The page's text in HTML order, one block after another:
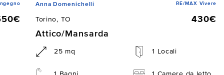
Anna Domenichelli RE/MAX Vivere
Torino, TO
430€
Attico/Mansarda
25 mq 1 Locali